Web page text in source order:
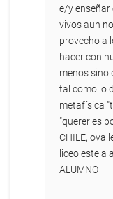
e/y enseñar
vivos aun
provecho a
hacer con
menos sino
tal como lo
metafísica
"querer es
CHILE,
liceo estela
ALUMNO